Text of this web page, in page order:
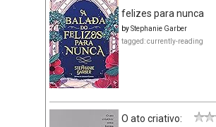
felizes para nunca
byStephanie Garber
tagged: currently-reading
O ato criativo: